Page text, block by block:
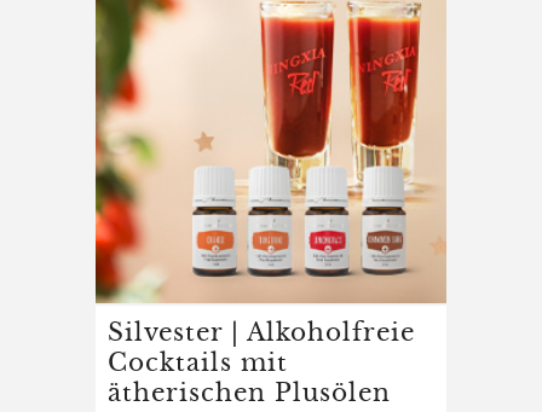
Silvester | Alkoholfreie
Cocktails mit
ätherischen Plusölen